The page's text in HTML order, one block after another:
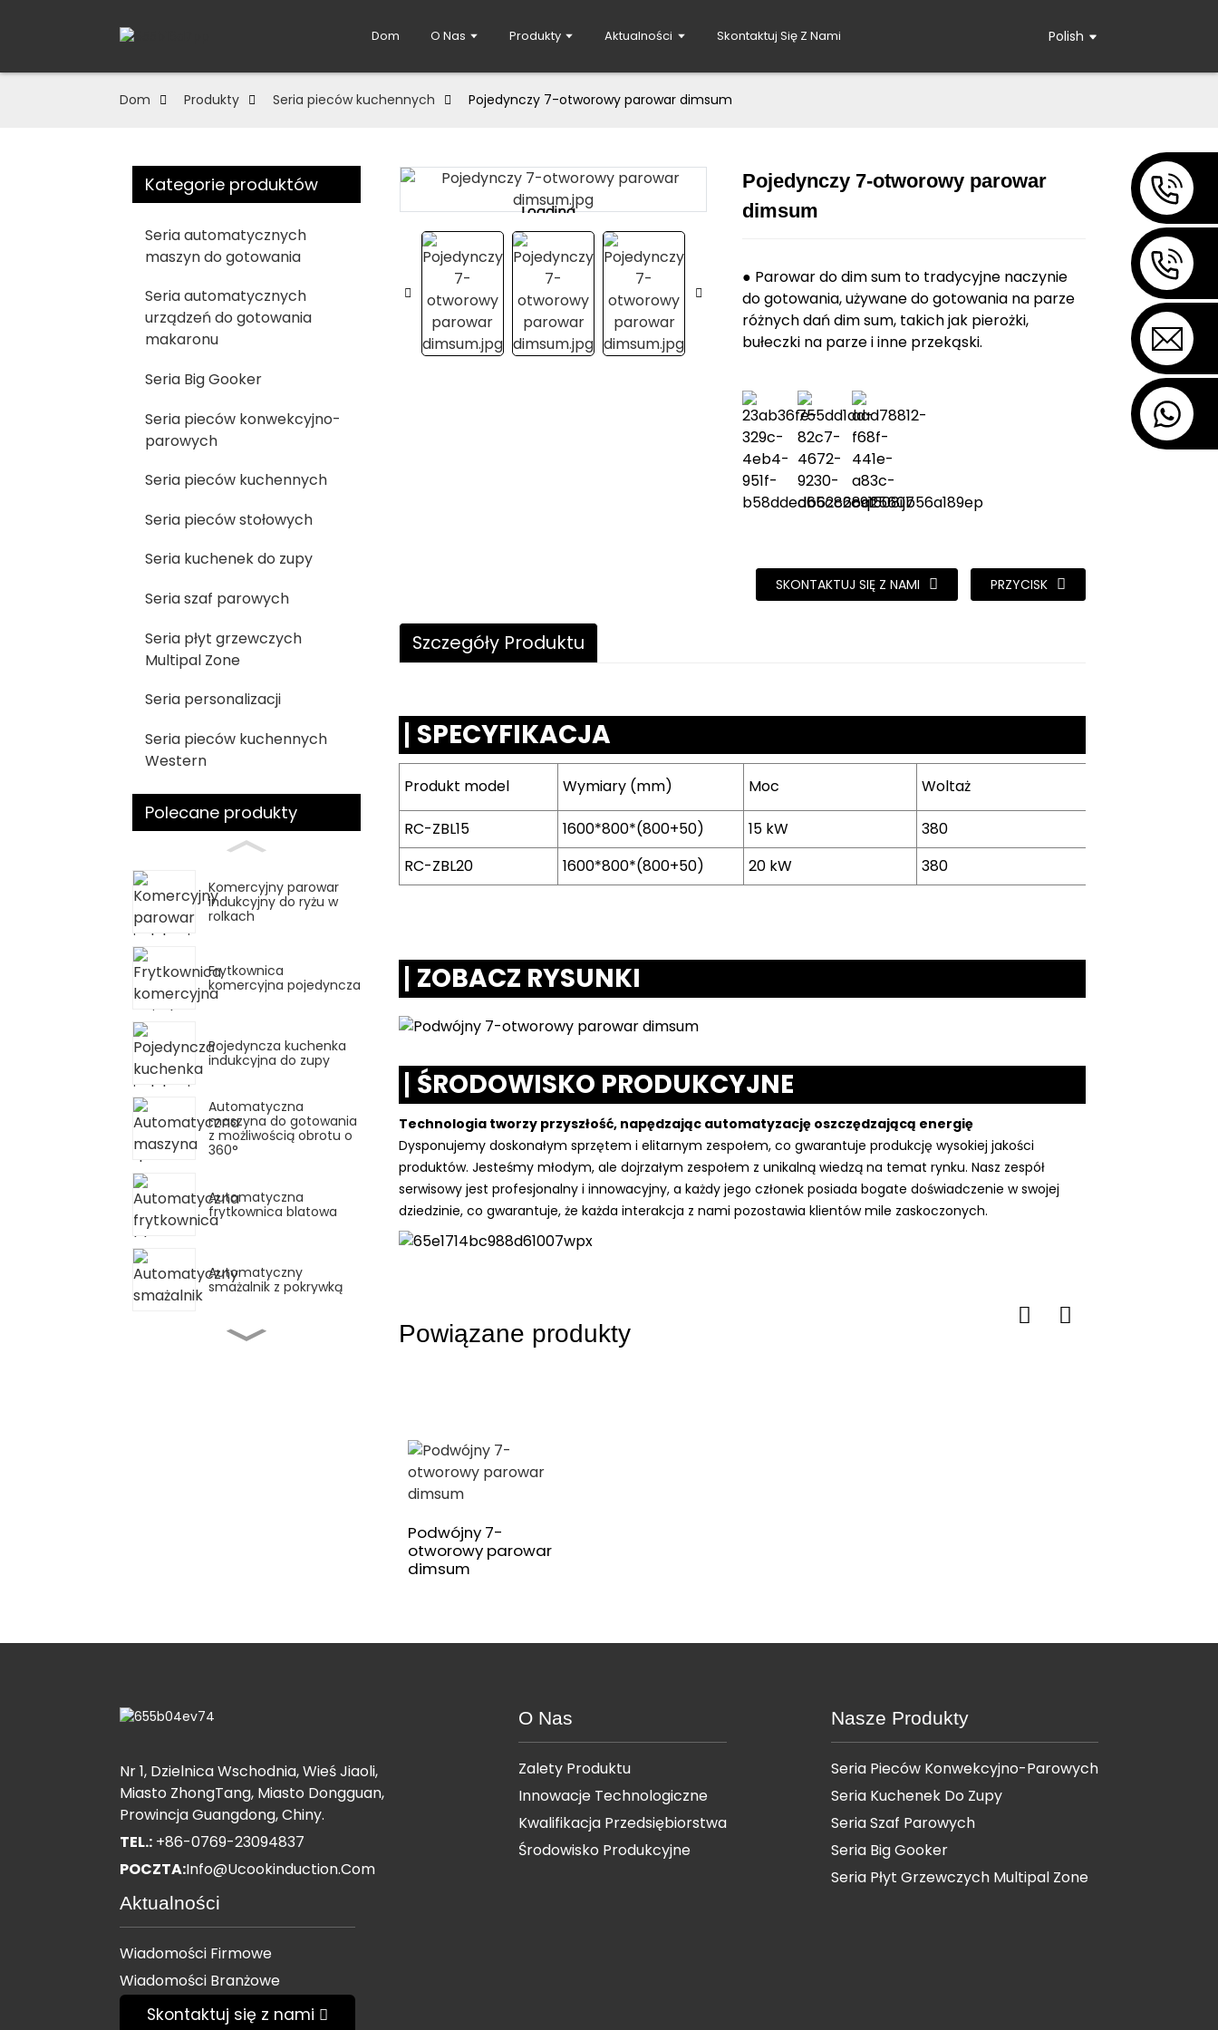
Dom O Nas Produkty Aktualności Skontaktuj Się Z Nami Polish
Dom Produkty Seria pieców kuchennych Pojedynczy 7-otworowy parowar dimsum
Kategorie produktów
Seria automatycznych
maszyn do gotowania
Seria automatycznych
urządzeń do gotowania
makaronu
Seria Big Gooker
Seria pieców konwekcyjno-
parowych
Seria pieców kuchennych
Seria pieców stołowych
Seria kuchenek do zupy
Seria szaf parowych
Seria płyt grzewczych
Multipal Zone
Seria personalizacji
Seria pieców kuchennych
Western
Polecane produkty
Komercyjny parowar
indukcyjny do ryżu w
rolkach
Frytkownica
komercyjna pojedyncza
Pojedyncza kuchenka
indukcyjna do zupy
Automatyczna
maszyna do gotowania
z możliwością obrotu o
360°
Automatyczna
frytkownica blatowa
Automatyczny
smażalnik z pokrywką
Loading...
Loading...
Pojedynczy 7-otworowy parowar
dimsum
● Parowar do dim sum to tradycyjne naczynie
do gotowania, używane do gotowania na parze
różnych dań dim sum, takich jak pierożki,
bułeczki na parze i inne przekąski.
SKONTAKTUJ SIĘ Z NAMI PRZYCISK
Szczegóły Produktu
SPECYFIKACJA
Produkt model Wymiary (mm) Moc Woltaż
RC-ZBL15 1600*800*(800+50) 15 kW 380
RC-ZBL20
1600*800*(800+50) 20 kW 380
ZOBACZ RYSUNKI
ŚRODOWISKO PRODUKCYJNE
Technologia tworzy przyszłość, napędzając automatyzację oszczędzającą energię
Dysponujemy doskonałym sprzętem i elitarnym zespołem, co gwarantuje produkcję wysokiej jakości
produktów. Jesteśmy młodym, ale dojrzałym zespołem z unikalną wiedzą na temat rynku. Nasz zespół
serwisowy jest profesjonalny i innowacyjny, a każdy jego członek posiada bogate doświadczenie w swojej
dziedzinie, co gwarantuje, że każda interakcja z nami pozostawia klientów mile zaskoczonych.
Powiązane produkty
Podwójny 7-
otworowy parowar
dimsum
Nr 1, Dzielnica Wschodnia, Wieś Jiaoli,
Miasto ZhongTang, Miasto Dongguan,
Prowincja Guangdong, Chiny.
TEL.: +86-0769-23094837
POCZTA:Info@ucookinduction.com
O Nas
Zalety Produktu
Innowacje Technologiczne
Kwalifikacja Przedsiębiorstwa
Środowisko Produkcyjne
Nasze Produkty
Seria Pieców Konwekcyjno-Parowych
Seria Kuchenek Do Zupy
Seria Szaf Parowych
Seria Big Gooker
Seria Płyt Grzewczych Multipal Zone
Aktualności
Wiadomości Firmowe
Wiadomości Branżowe
Skontaktuj się z nami